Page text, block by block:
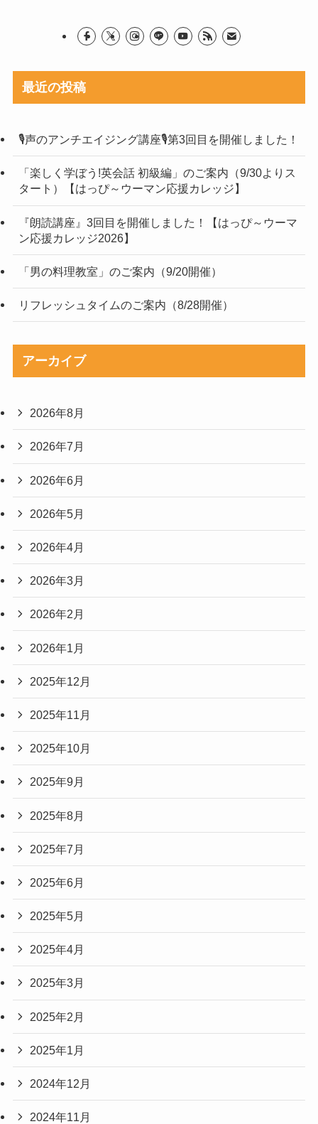
最近の投稿
🎙声のアンチエイジング講座🎙第3回目を開催しました！
「楽しく学ぼう!英会話 初級編」のご案内（9/30よりス
タート）【はっぴ～ウーマン応援カレッジ】
『朗読講座』3回目を開催しました！【はっぴ～ウーマ
ン応援カレッジ2026】
「男の料理教室」のご案内（9/20開催）
リフレッシュタイムのご案内（8/28開催）
アーカイブ
2026年8月
2026年7月
2026年6月
2026年5月
2026年4月
2026年3月
2026年2月
2026年1月
2025年12月
2025年11月
2025年10月
2025年9月
2025年8月
2025年7月
2025年6月
2025年5月
2025年4月
2025年3月
2025年2月
2025年1月
2024年12月
2024年11月